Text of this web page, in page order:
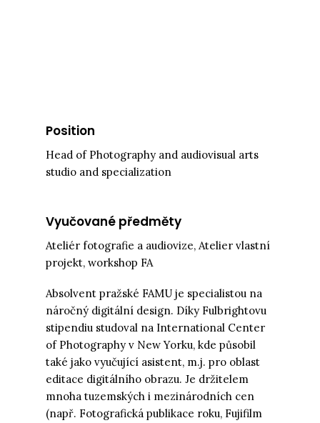
Position
Head of Photography and audiovisual arts
studio and specialization
Vyučované předměty
Ateliér fotografie a audiovize, Atelier vlastní
projekt, workshop FA
Absolvent pražské FAMU je specialistou na
náročný digitální design. Díky Fulbrightovu
stipendiu studoval na International Center
of Photography v New Yorku, kde působil
také jako vyučující asistent, m.j. pro oblast
editace digitálního obrazu. Je držitelem
mnoha tuzemských i mezinárodních cen
(např. Fotografická publikace roku, Fujifilm